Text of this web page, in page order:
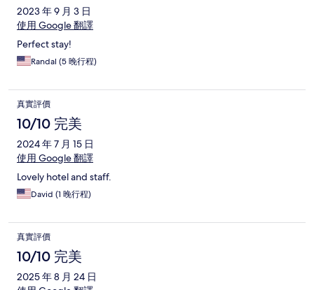
2023 年 9 月 3 日
使用 Google 翻譯
Perfect stay!
Randal (5 晚行程)
真實評價
10/10 完美
2024 年 7 月 15 日
使用 Google 翻譯
Lovely hotel and staff.
David (1 晚行程)
真實評價
10/10 完美
2025 年 8 月 24 日